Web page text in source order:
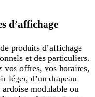
d’affichage
produits d’affichage
et des particuliers.
vos offres, vos horaires,
léger, d’un drapeau
modulable ou